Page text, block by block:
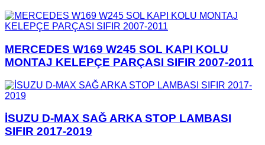
MERCEDES W169 W245 SOL KAPI KOLU
MONTAJ KELEPÇE PARÇASI SIFIR 2007-2011
İSUZU D-MAX SAĞ ARKA STOP LAMBASI
SIFIR 2017-2019